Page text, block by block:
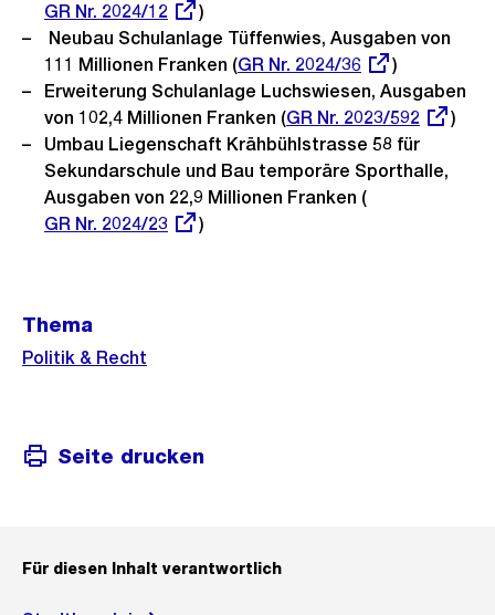
GR Nr. 2024/12
)
Neubau Schulanlage Tüffenwies, Ausgaben von
111 Millionen Franken (Externer
Link:
GR Nr. 2024/36
)
Erweiterung Schulanlage Luchswiesen, Ausgaben
von 102,4 Millionen Franken (Externer
Link:
GR Nr. 2023/592
)
Umbau Liegenschaft Krähbühlstrasse 58 für
Sekundarschule und Bau temporäre Sporthalle,
Ausgaben von 22,9 Millionen Franken (
GR Nr. 2024/23 )
Informationen
Thema
Politik & Recht
Seite drucken
Für diesen Inhalt verantwortlich